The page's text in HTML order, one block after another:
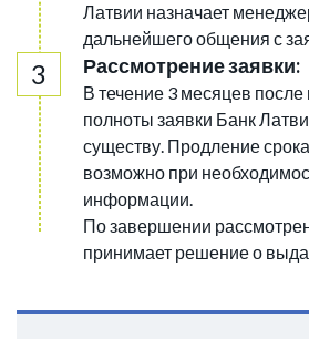
Латвии назначает
дальнейшего общения с
Рассмотрение заявки:
В течение 3 месяцев
полноты заявки Банк
существу. Продление
возможно при
информации.
По завершении
принимает решение о